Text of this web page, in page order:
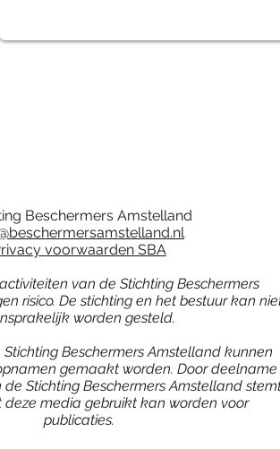
Beschermers Amstelland
voorwaarden SBA
van de Stichting Beschermers
risico. De stichting en het bestuur kan
worden gesteld.
Beschermers Amstelland kunnen
gemaakt worden. Door deelname
Stichting Beschermers Amstelland
deze media gebruikt kan worden voor
publicaties.